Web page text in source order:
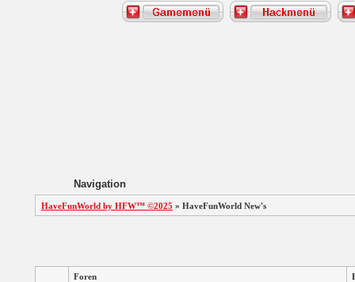
Navigation
HaveFunWorld by HFW™ ©2025 » HaveFunWorld New's
Foren